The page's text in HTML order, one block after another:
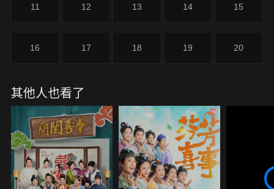
11 12 13 14 15
16 17 18 19 20
其他人也看了